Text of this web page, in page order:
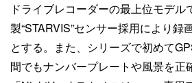
ドライブレコーダーの最上位モデル
製“STARVIS”センサー採用により録
とする。また、シリーズで初めて
間でもナンバープレートや風景を正